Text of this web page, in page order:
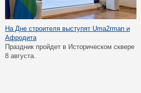
На Дне строителя выступят Uma2rman и
Афродита
Праздник пройдет в Историческом сквере
8 августа.